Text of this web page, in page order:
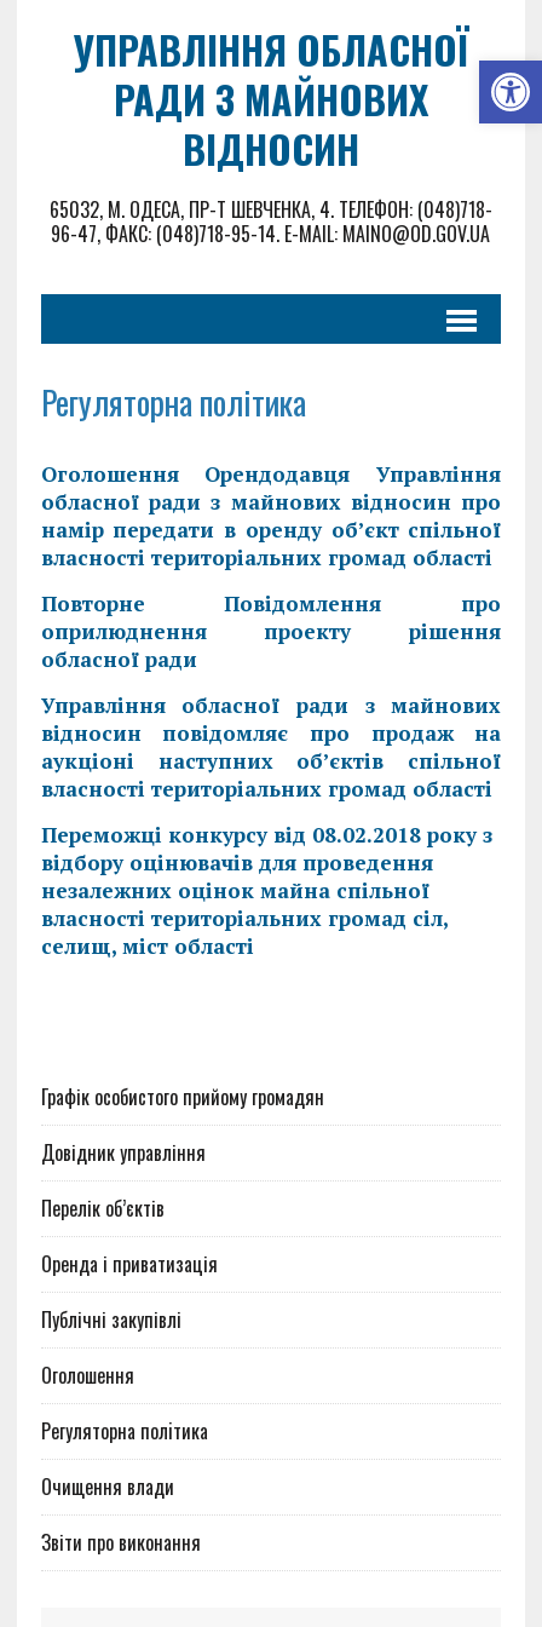
Відкрити Панель інструментів
УПРАВЛІННЯ ОБЛАСНОЇ
РАДИ З МАЙНОВИХ
ВІДНОСИН
65032, М. ОДЕСА, ПР-Т ШЕВЧЕНКА, 4. ТЕЛЕФОН: (048)718-
96-47, ФАКС: (048)718-95-14. E-MAIL: MAINO@OD.GOV.UA
Регуляторна полiтика
Оголошення Орендодавця Управління
обласної ради з майнових відносин про
намір передати в оренду об’єкт спільної
власності територіальних громад області
Повторне Повідомлення про
оприлюднення проекту рішення
обласної ради
Управління обласної ради з майнових
відносин повідомляє про продаж на
аукціоні наступних об’єктів спільної
власності територіальних громад області
Переможці конкурсу від 08.02.2018 року з
відбору оцінювачів для проведення
незалежних оцінок майна спільної
власності територіальних громад сіл,
селищ, міст області
Графік особистого прийому громадян
Довідник управління
Перелік об’єктів
Оренда і приватизація
Публічні закупівлі
Оголошення
Регуляторна полiтика
Очищення влади
Звіти про виконання